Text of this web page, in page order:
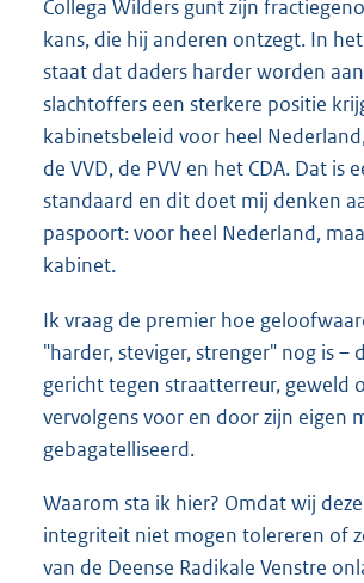
Collega Wilders gunt zijn
kans, die hij anderen ontzegt. In
staat dat daders harder worden
slachtoffers een sterkere positie
kabinetsbeleid voor heel
de VVD, de PVV en het CDA. Dat is
standaard en dit doet mij denken
paspoort: voor heel Nederland,
kabinet.
Ik vraag de premier hoe
"harder, steviger, strenger" nog is –
gericht tegen straatterreur, geweld
vervolgens voor en door zijn eigen
gebagatelliseerd.
Waarom sta ik hier? Omdat wij
integriteit niet mogen tolereren of
van de Deense Radikale Venstre